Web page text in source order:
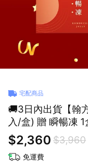
宅配商品
🚚3日內出貨【翰
入/盒) 贈 瞬暢凍
$2,360 $3,960
免運費